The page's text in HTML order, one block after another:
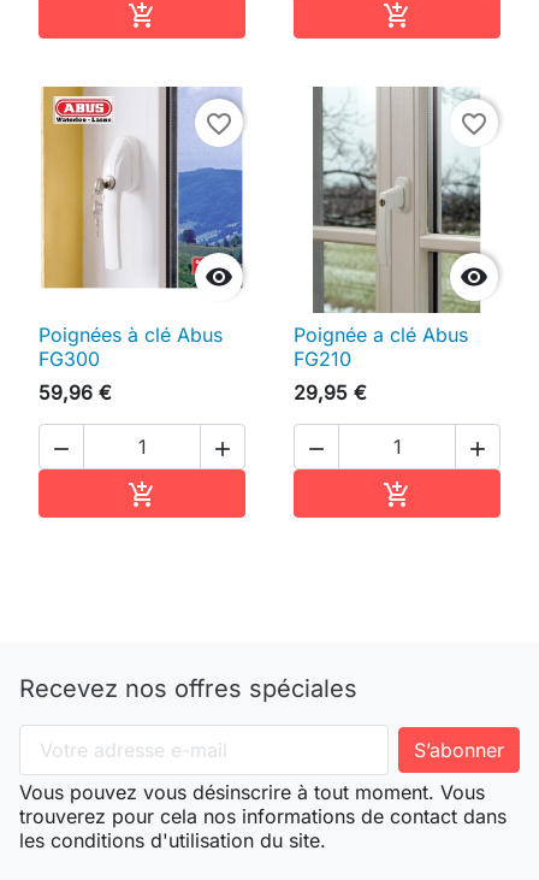
 

favorite_border
Poignées à clé Abus
FG300
59,96 €
 


favorite_border
Poignée a clé Abus
FG210
29,95 €
 

Recevez nos offres spéciales
Vous pouvez vous désinscrire à tout moment. Vous
trouverez pour cela nos informations de contact dans
les conditions d'utilisation du site.